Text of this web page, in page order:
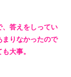
答えをしってい
りなかったので
大事。